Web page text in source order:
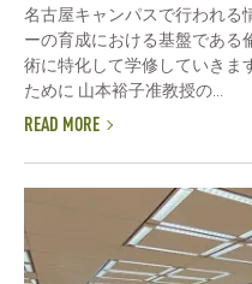
名古屋キャンパスで行われる
ーの育成における基盤である
術に特化して学修していきま
ために 山本裕子准教授の...
READ MORE